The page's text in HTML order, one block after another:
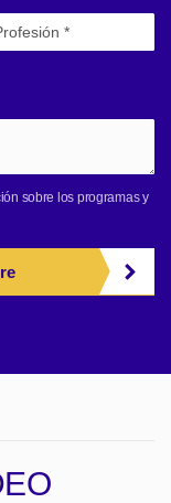
sobre los programas y